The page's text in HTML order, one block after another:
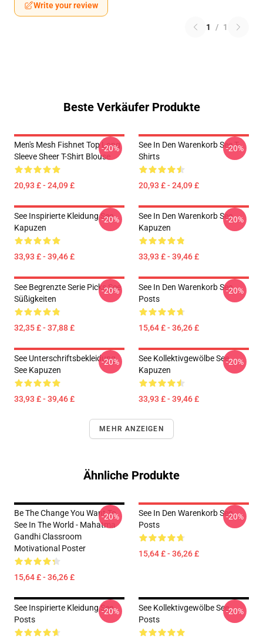
Write your review
1 / 1
Beste Verkäufer Produkte
Men's Mesh Fishnet Top Long
Sleeve Sheer T-Shirt Blouse
20,93 £ - 24,09 £
-20%
See In Den Warenkorb See T-
Shirts
20,93 £ - 24,09 £
-20%
See Inspirierte Kleidung See
Kapuzen
33,93 £ - 39,46 £
-20%
See In Den Warenkorb See
Kapuzen
33,93 £ - 39,46 £
-20%
See Begrenzte Serie Picks See
Süßigkeiten
32,35 £ - 37,88 £
-20%
See In Den Warenkorb See
Posts
15,64 £ - 36,26 £
-20%
See Unterschriftsbekleidung
See Kapuzen
33,93 £ - 39,46 £
-20%
See Kollektivgewölbe See
Kapuzen
33,93 £ - 39,46 £
-20%
MEHR ANZEIGEN
Ähnliche Produkte
Be The Change You Want To
See In The World - Mahatma
Gandhi Classroom
Motivational Poster
15,64 £ - 36,26 £
-20%
See In Den Warenkorb See
Posts
15,64 £ - 36,26 £
-20%
See Inspirierte Kleidung See
Posts
-20%
See Kollektivgewölbe See
Posts
-20%